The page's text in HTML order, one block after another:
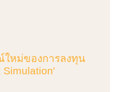
ใหม่ของการลงทุน